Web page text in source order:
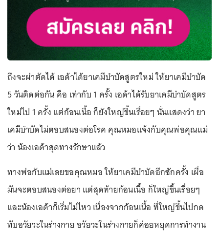
ถึงจะผ่าตัดได้ เอด้าได้ยาเคมีบำบัดสูตรใหม่ ให้ยาเคมีบำบัด
5 วันติดต่อกัน คือ เท่ากับ 1 ครั้ง เอด้าได้รับยาเคมีบำบัดสูตร
ใหม่ไป 1 ครั้ง แต่ก้อนเนื้อ ก็ยังใหญ่ขึ้นเรื่อยๆ นั่นแสดงว่า ยา
เคมีบำบัดไม่ตอบสนองต่อโรค คุณหมอแจ้งกับคุณพ่อคุณแม่
ว่า น้องเอด้าสุดทางรักษาแล้ว
ทางพ่อกับแม่เลยขอคุณหมอ ให้ยาเคมีบำบัดอีกซักครั้ง เผื่อ
มันจะตอบสนองต่อยา แต่สุดท้ายก้อนเนื้อ ก็ใหญ่ขึ้นเรื่อยๆ
และน้องเอด้าก็เริ่มไม่ไหว เนื่องจากก้อนเนื้อ ที่ใหญ่ขึ้นไปกด
ทับอวัยวะในร่างกาย อวัยวะในร่างกายก็ค่อยหยุดการทำงาน